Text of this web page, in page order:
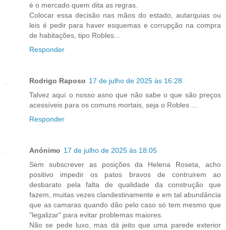
é o mercado quem dita as regras.
Colocar essa decisão nas mãos do estado, autarquias ou
leis é pedir para haver esquemas e corrupção na compra
de habitações, tipo Robles...
Responder
Rodrigo Raposo 17 de julho de 2025 às 16:28
Talvez aquí o nosso asno que não sabe o que são preços
acessíveis para os comuns mortais, seja o Robles ...
Responder
Anónimo 17 de julho de 2025 às 18:05
Sem subscrever as posições da Helena Roseta, acho
positivo impedir os patos bravos de contruirem ao
desbarato pela falta de qualidade da construção que
fazem, muitas vezes clandestinamente e em tal abundância
que as camaras quando dão pelo caso só tem mesmo que
"legalizar" para evitar problemas maiores.
Não se pede luxo, mas dá jeito que uma parede exterior